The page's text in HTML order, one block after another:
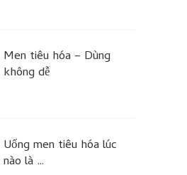
Men tiêu hóa – Dùng
không dễ
Uống men tiêu hóa lúc
nào là …